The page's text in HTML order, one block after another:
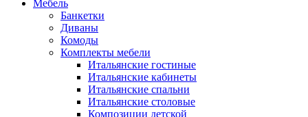
Мебель
Банкетки
Диваны
Комоды
Комплекты мебели
Итальянские гостиные
Итальянские кабинеты
Итальянские спальни
Итальянские столовые
Композиции детской